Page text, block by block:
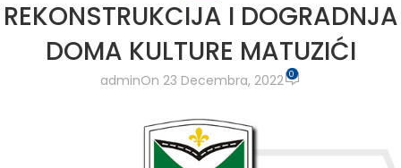
REKONSTRUKCIJA I DOGRADNJA
DOMA KULTURE MATUZIĆI
adminOn 23 Decembra, 2022 0